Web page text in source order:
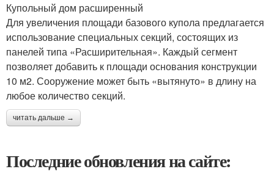
Купольный дом расширенный
Для увеличения площади базового купола предлагается
использование специальных секций, состоящих из
панелей типа «Расширительная». Каждый сегмент
позволяет добавить к площади основания конструкции
10 м2. Сооружение может быть «вытянуто» в длину на
любое количество секций.
читать дальше →
Последние обновления на сайте: